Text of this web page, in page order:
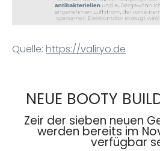
Quelle: https://valiryo.de
NEUE BOOTY
Zeir der sieben neuen
werden bereits im
verfügbar